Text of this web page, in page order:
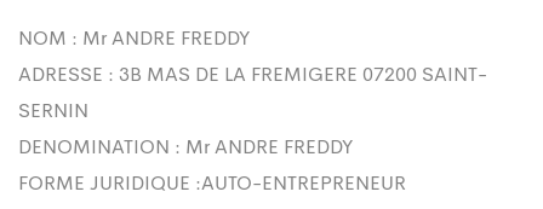
NOM : Mr ANDRE FREDDY
ADRESSE : 3B MAS DE LA FREMIGERE 07200 SAINT-
SERNIN
DENOMINATION : Mr ANDRE FREDDY
FORME JURIDIQUE :AUTO-ENTREPRENEUR